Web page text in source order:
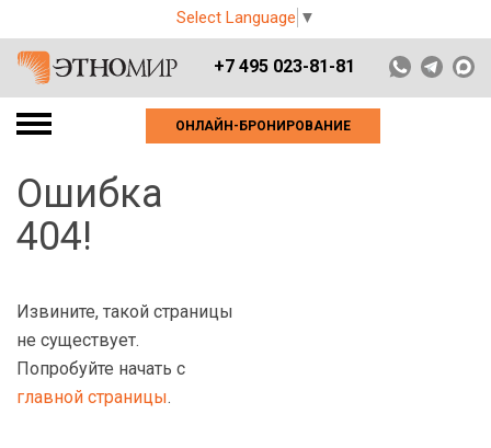
Select Language ▼
+7 495 023-81-81
ОНЛАЙН-БРОНИРОВАНИЕ
Ошибка
404!
Извините, такой страницы
не существует.
Попробуйте начать с
главной страницы.